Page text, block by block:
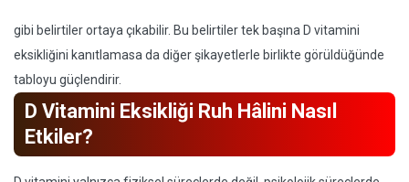
gibi belirtiler ortaya çıkabilir. Bu belirtiler tek başına D vitamini
eksikliğini kanıtlamasa da diğer şikayetlerle birlikte görüldüğünde
tabloyu güçlendirir.
D Vitamini Eksikliği Ruh Hâlini Nasıl
Etkiler?